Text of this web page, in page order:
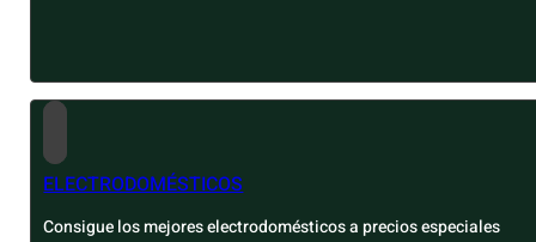
ELECTRODOMÉSTICOS
Consigue los mejores electrodomésticos a precios especiales